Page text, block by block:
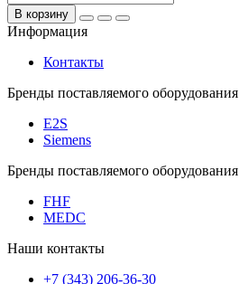
В корзину
Информация
Контакты
Бренды поставляемого оборудования
E2S
Siemens
Бренды поставляемого оборудования
FHF
MEDC
Наши контакты
+7 (343) 206-36-30